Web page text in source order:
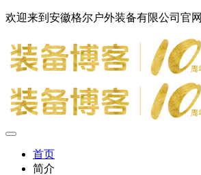
欢迎来到安徽格尔户外装备有限公司官网
首页
简介